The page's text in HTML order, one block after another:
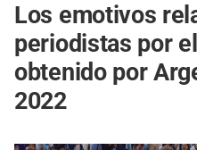
Los emotivos
periodistas por
obtenido por
2022